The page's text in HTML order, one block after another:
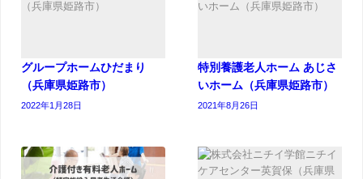
グループホームひだまり
（兵庫県姫路市）
2022年1月28日
特別養護老人ホーム あじさ
いホーム（兵庫県姫路市）
2021年8月26日